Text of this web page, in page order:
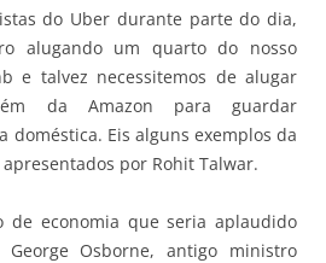
do Uber durante parte do dia,
alugando um quarto do nosso
e talvez necessitemos de alugar
da Amazon para guardar
doméstica. Eis alguns exemplos da
por Rohit Talwar.
de economia que seria aplaudido
Osborne, antigo ministro